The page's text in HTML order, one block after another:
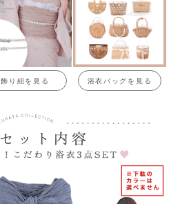
飾り紐を見る 浴衣バッグを見る